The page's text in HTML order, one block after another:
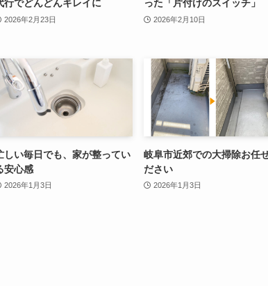
行でどんどんキレイに
2026年2月23日
った「片付けのスイッチ」
2026年2月10日
しい毎日でも、家が整ってい
安心感
2026年1月3日
岐阜市近郊での大掃除お任
ださい
2026年1月3日